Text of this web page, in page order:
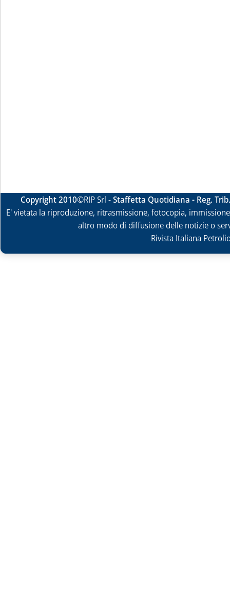
Copyright 2010©RIP Srl -Staffetta Quotidiana - Reg.
E' vietata la riproduzione, ritrasmissione, fotocopia,
altro modo di diffusione delle notizie o
Rivista Italiana